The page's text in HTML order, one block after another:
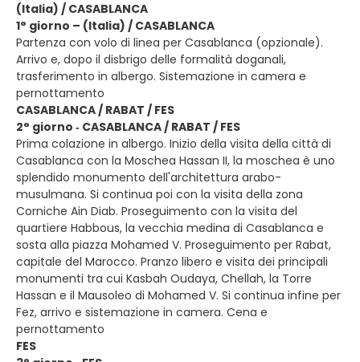
(Italia) / CASABLANCA
1° giorno – (Italia) / CASABLANCA
Partenza con volo di linea per Casablanca (opzionale).
Arrivo e, dopo il disbrigo delle formalità doganali,
trasferimento in albergo. Sistemazione in camera e
pernottamento
CASABLANCA / RABAT / FES
2° giorno ‐ CASABLANCA / RABAT / FES
Prima colazione in albergo. Inizio della visita della città di
Casablanca con la Moschea Hassan II, la moschea è uno
splendido monumento dell'architettura arabo-
musulmana. Si continua poi con la visita della zona
Corniche Ain Diab. Proseguimento con la visita del
quartiere Habbous, la vecchia medina di Casablanca e
sosta alla piazza Mohamed V. Proseguimento per Rabat,
capitale del Marocco. Pranzo libero e visita dei principali
monumenti tra cui Kasbah Oudaya, Chellah, la Torre
Hassan e il Mausoleo di Mohamed V. Si continua infine per
Fez, arrivo e sistemazione in camera. Cena e
pernottamento
FES